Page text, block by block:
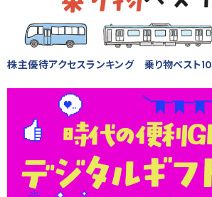
株主優待アクセスランキング 乗り物ベスト10